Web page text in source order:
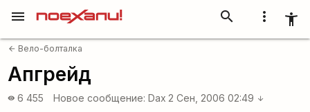
more_vert accessibility_new
search
menu
arrow_back Вело-болталка
Апгрейд
visibility 6 455 Новое сообщение: Dax 2 Сен, 2006 02:49 arrow_downward